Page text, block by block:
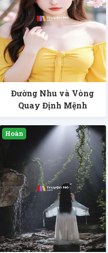
Đường Nhu và Vòng
Quay Định Mệnh